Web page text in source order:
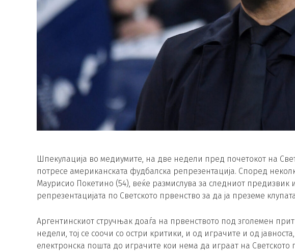
Шпекулација во медиумите, на две недели пред почетокот на
потресе американската фудбалска репрезентација. Според
Маурисио Покетино (54), веќе размислува за следниот предизвик
репрезентацијата по Светското првенство за да ја преземе
Аргентинскиот стручњак доаѓа на првенството под зголемен
недели, тој се соочи со остри критики, и од играчите и од
електронска пошта до играчите кои нема да играат на Светското